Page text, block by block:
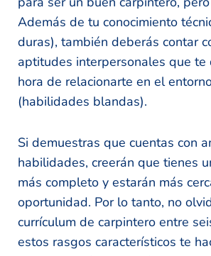
Además de tu conocimiento
duras), también deberás contar
aptitudes interpersonales que te
hora de relacionarte en el
(habilidades blandas).
Si demuestras que cuentas con
habilidades, creerán que tienes
más completo y estarán más
oportunidad. Por lo tanto, no
currículum de carpintero entre
estos rasgos característicos te